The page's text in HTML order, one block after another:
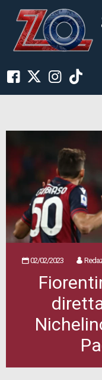
02/02/2023